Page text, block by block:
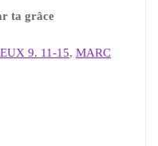
ta grâce
9. 11-15, MARC